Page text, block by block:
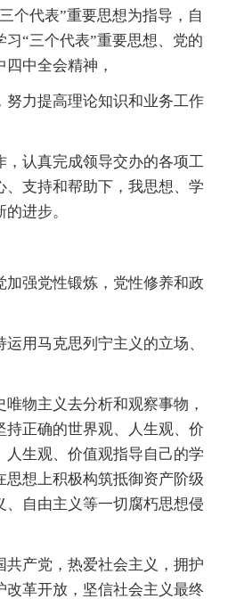
个代表”重要思想为指导，自
“三个代表”重要思想、党的
中全会精神，
努力提高理论知识和业务工作
，认真完成领导交办的各项工
、支持和帮助下，我思想、学
进步。
加强党性锻炼，党性修养和政
用马克思列宁主义的立场、
物主义去分析和观察事物，
持正确的世界观、人生观、价
人生观、价值观指导自己的学
思想上积极构筑抵御资产阶级
、自由主义等一切腐朽思想侵
共产党，热爱社会主义，拥护
改革开放，坚信社会主义最终